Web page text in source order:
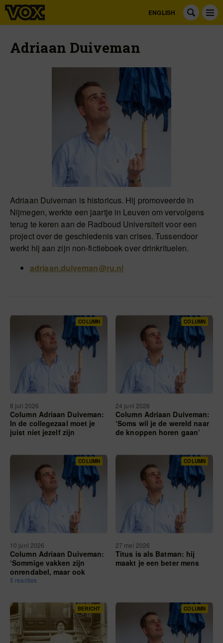
ENGLISH
Adriaan Duiveman
Adriaan Duiveman is historicus. Hij promoveerde in
Nijmegen, werkte een jaartje in Leuven om vervolgens
terug te keren aan de Radboud Universiteit voor een
project over de geschiedenis van crises. Tussendoor
werkt hij aan zijn non-fictieboek over drinkrituelen.
adriaan.duiveman@ru.nl
COLUMN
8 juli 2026
Column Adriaan Duiveman:
In de collegezaal moet je
juist niet jezelf zijn
COLUMN
24 juni 2026
Column Adriaan Duiveman:
‘Soms wil je de wereld naar
de knoppen horen gaan’
COLUMN
10 juni 2026
Column Adriaan Duiveman:
‘Sommige vakken zijn
onrendabel, maar ook
onmisbaar’
5 reacties
COLUMN
27 mei 2026
Titus is als Batman: hij
maakt je een beter mens
BERICHT COLUMN